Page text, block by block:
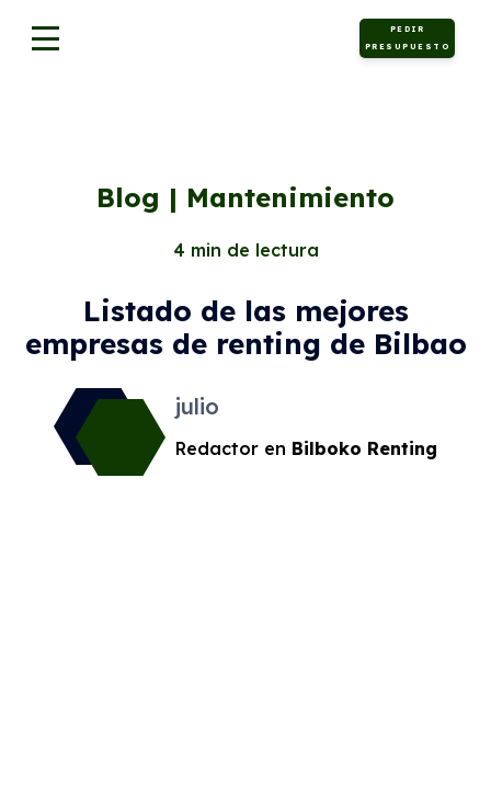
PEDIR
PRESUPUESTO
Blog | Mantenimiento
4 min de lectura
Listado de las mejores
empresas de renting de Bilbao
julio
Redactor en Bilboko Renting